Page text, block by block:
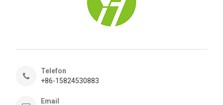
Telefon
+86-15824530883
Email